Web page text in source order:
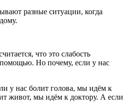
разные ситуации, когда
что это слабость
помощью. Но почему, если у нас
у нас болит голова, мы идём к
живот, мы идём к доктору. А если